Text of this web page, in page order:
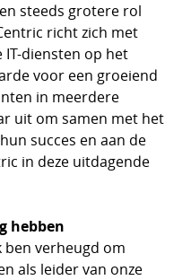
steeds grotere rol
richt zich met
diensten op het
voor een groeiend
in meerdere
uit om samen met het
succes en aan de
in deze uitdagende
hebben
ben verheugd om
als leider van onze